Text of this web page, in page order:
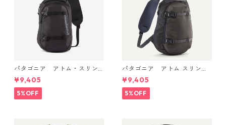
パタゴニア アトム・スリン
グ 8L (カラー Black) Patago
nia Atom Sling Bag 8L 日本
正規品 製品番号 48262
¥9,405
5%OFF
パタゴニア アトム スリング
8L Smolder Blue 48262 Pata
gonia Atom Sling Bag 8L 日
本正規品
¥9,405
5%OFF